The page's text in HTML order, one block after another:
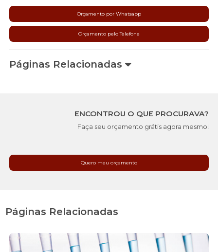
Orçamento por Whatsapp
Orçamento pelo Telefone
Páginas Relacionadas
ENCONTROU O QUE PROCURAVA?
Faça seu orçamento grátis agora mesmo!
Quero meu orçamento
Páginas Relacionadas